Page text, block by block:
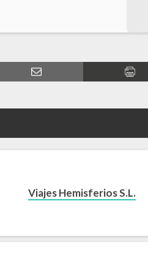
Viajes Hemisferios S.L.